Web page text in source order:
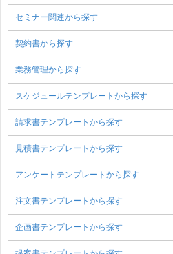
セミナー関連から探す
契約書から探す
業務管理から探す
スケジュールテンプレートから探す
請求書テンプレートから探す
見積書テンプレートから探す
アンケートテンプレートから探す
注文書テンプレートから探す
企画書テンプレートから探す